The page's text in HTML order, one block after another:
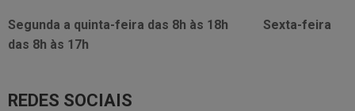
Segunda a quinta-feira das 8h às 18h
Sexta-feira
das 8h às 17h
REDES SOCIAIS